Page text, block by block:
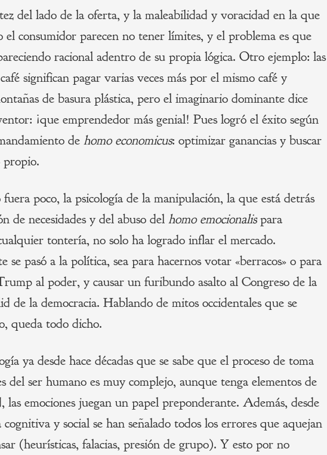
del lado de la oferta, y la maleabilidad y voracidad en la que
el consumidor parecen no tener límites, y el problema es que
racional adentro de su propia lógica. Otro ejemplo: las
significan pagar varias veces más por el mismo café y
de basura plástica, pero el imaginario dominante dice
¡que emprendedor más genial! Pues logró el éxito según
de homo economicus: optimizar ganancias y buscar
propio.
poco, la psicología de la manipulación, la que está detrás
de necesidades y del abuso del homo emocionalispara
tontería, no solo ha logrado inflar el mercado.
se pasó a la política, sea para hacernos votar «berracos» o para
al poder, y causar un furibundo asalto al Congreso de la
de la democracia. Hablando de mitos occidentales que se
queda todo dicho.
ya desde hace décadas que se sabe que el proceso de toma
del ser humano es muy complejo, aunque tenga elementos de
las emociones juegan un papel preponderante. Además, desde
cognitiva y social se han señalado todos los errores que aquejan
(heurísticas, falacias, presión de grupo). Y esto por no